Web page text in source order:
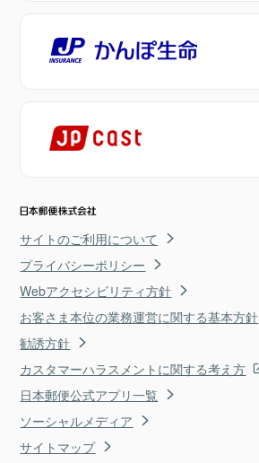
サイトのご利用について
プライバシーポリシー
Webアクセシビリティ方針
お客さま本位の業務運営に関する基本方針
勧誘方針
カスタマーハラスメントに関する考え方
日本郵便公式アプリ一覧
ソーシャルメディア
サイトマップ